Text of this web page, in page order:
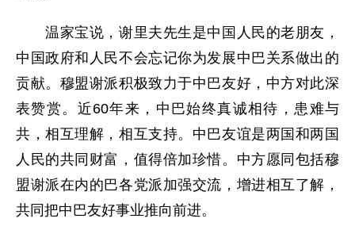
温家宝说，谢里夫先生是中国人民的老朋友，
中国政府和人民不会忘记你为发展中巴关系做出的
贡献。穆盟谢派积极致力于中巴友好，中方对此深
表赞赏。近60年来，中巴始终真诚相待，患难与
共，相互理解，相互支持。中巴友谊是两国和两国
人民的共同财富，值得倍加珍惜。中方愿同包括穆
盟谢派在内的巴各党派加强交流，增进相互了解，
共同把中巴友好事业推向前进。